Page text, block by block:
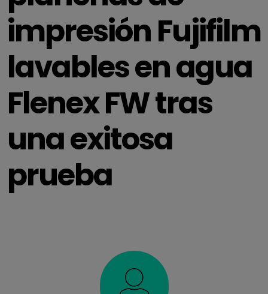
impresión Fujifilm
lavables en agua
Flenex FW tras
una exitosa
prueba